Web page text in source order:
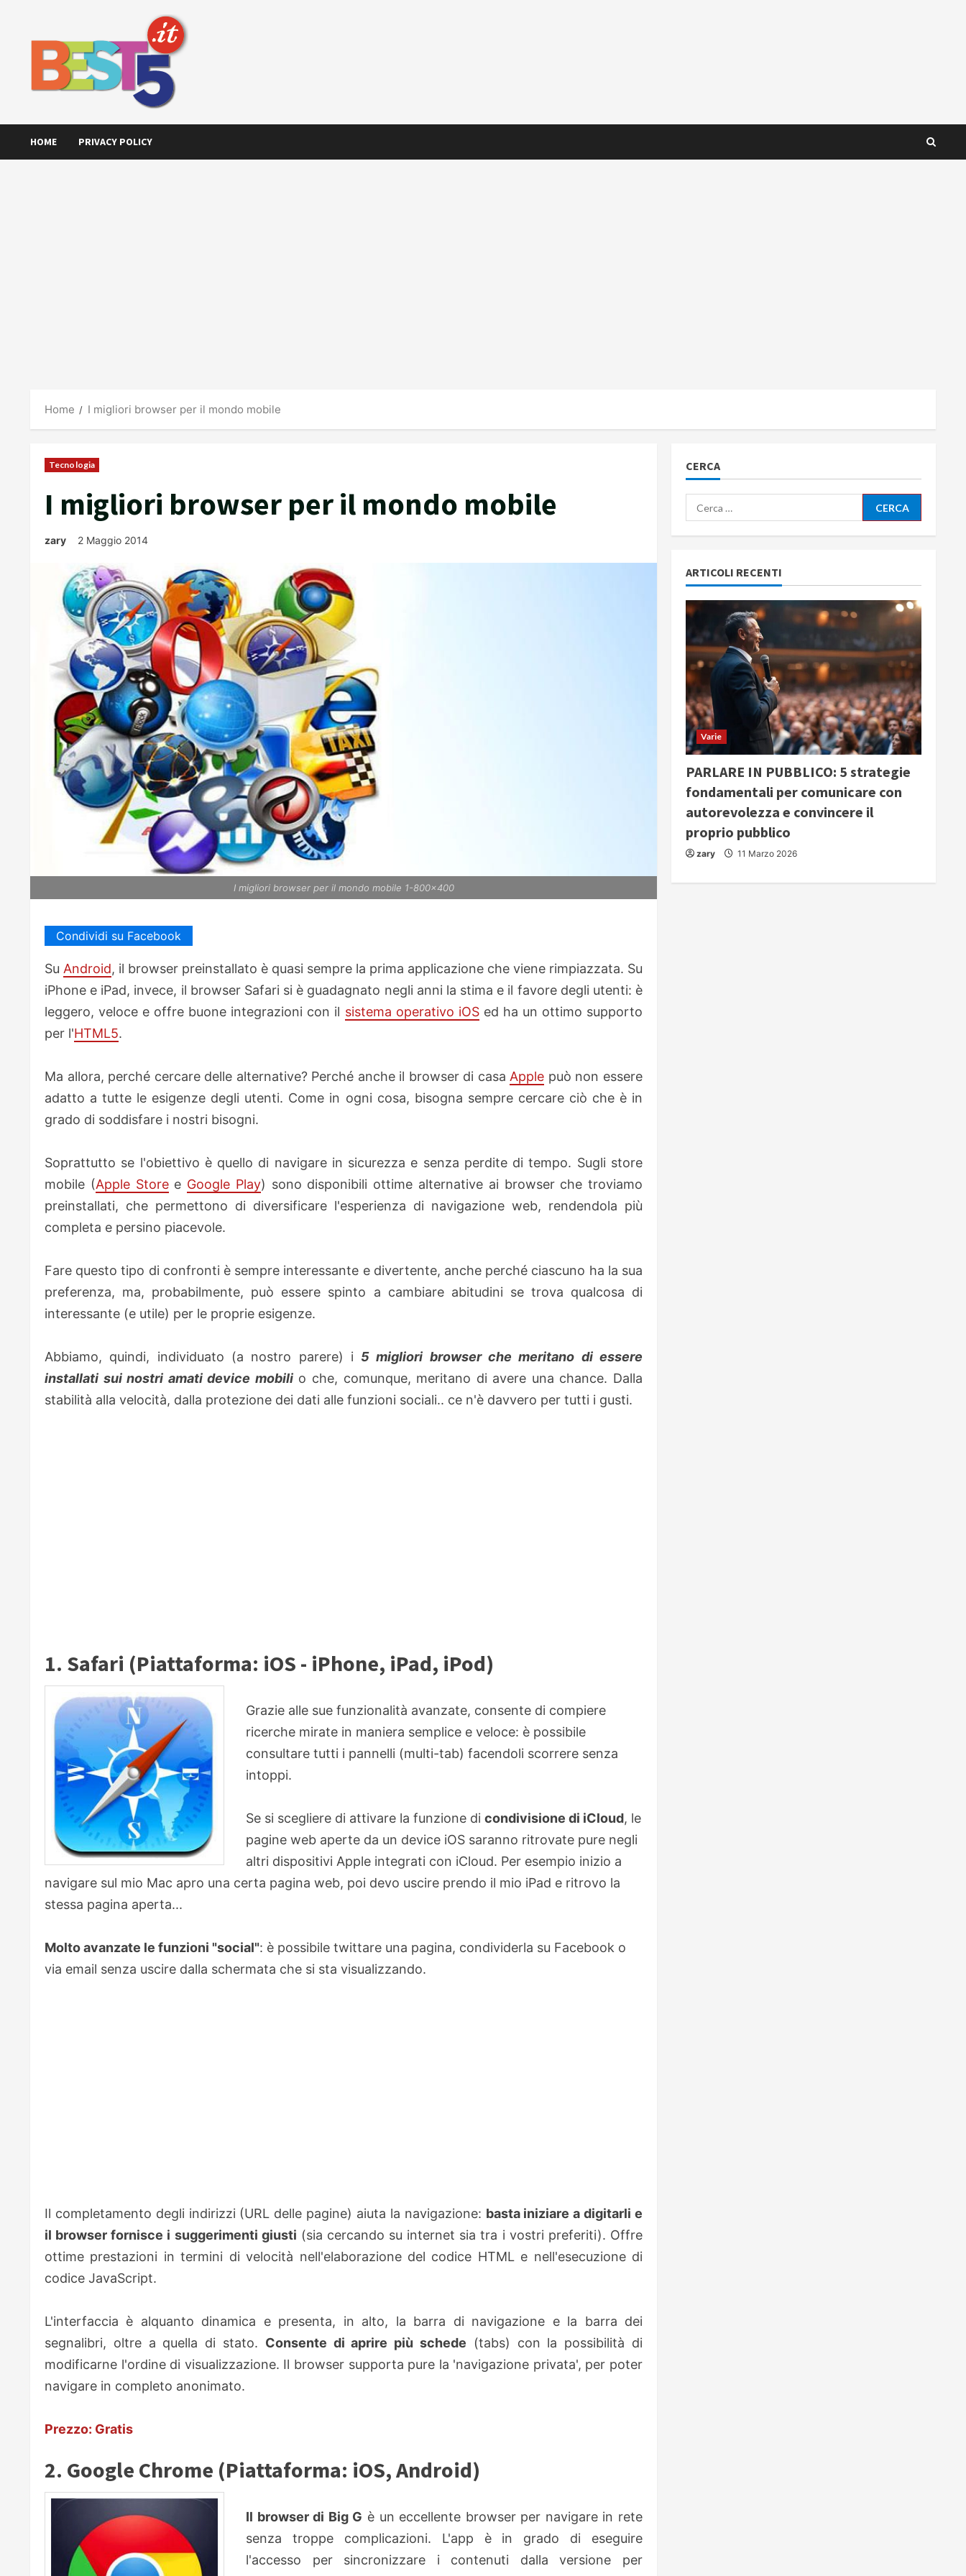
HOME PRIVACY POLICY
Home I migliori browser per il mondo mobile
Tecnologia
I migliori browser per il mondo mobile
zary 2 Maggio 2014
I migliori browser per il mondo mobile 1-800x400
Condividi su Facebook
Su Android, il browser preinstallato è quasi sempre la prima applicazione che viene rimpiazzata. Su
iPhone e iPad, invece, il browser Safari si è guadagnato negli anni la stima e il favore degli utenti: è
leggero, veloce e offre buone integrazioni con il sistema operativo iOSed ha un ottimo supporto
per l'HTML5.
Ma allora, perché cercare delle alternative? Perché anche il browser di casa Apple può non essere
adatto a tutte le esigenze degli utenti. Come in ogni cosa, bisogna sempre cercare ciò che è in
grado di soddisfare i nostri bisogni.
Soprattutto se l'obiettivo è quello di navigare in sicurezza e senza perdite di tempo. Sugli store
mobile (Apple Storee Google Play) sono disponibili ottime alternative ai browser che troviamo
preinstallati, che permettono di diversificare l'esperienza di navigazione web, rendendola più
completa e persino piacevole.
Fare questo tipo di confronti è sempre interessante e divertente, anche perché ciascuno ha la sua
preferenza, ma, probabilmente, può essere spinto a cambiare abitudini se trova qualcosa di
interessante (e utile) per le proprie esigenze.
Abbiamo, quindi, individuato (a nostro parere) i 5 migliori browser che meritano di essere
installati sui nostri amati device mobilio che, comunque, meritano di avere una chance. Dalla
stabilità alla velocità, dalla protezione dei dati alle funzioni sociali.. ce n'è davvero per tutti i gusti.
1. Safari (Piattaforma: iOS - iPhone, iPad, iPod)
Grazie alle sue funzionalità avanzate, consente di compiere
ricerche mirate in maniera semplice e veloce: è possibile
consultare tutti i pannelli (multi-tab) facendoli scorrere senza
intoppi.
Se si scegliere di attivare la funzione di condivisione di iCloud, le
pagine web aperte da un device iOS saranno ritrovate pure negli
altri dispositivi Apple integrati con iCloud. Per esempio inizio a
navigare sul mio Mac apro una certa pagina web, poi devo uscire prendo il mio iPad e ritrovo la
stessa pagina aperta...
Molto avanzate le funzioni "social": è possibile twittare una pagina, condividerla su Facebook o
via email senza uscire dalla schermata che si sta visualizzando.
Il completamento degli indirizzi (URL delle pagine) aiuta la navigazione: basta iniziare a digitarli e
il browser fornisce i suggerimenti giusti (sia cercando su internet sia tra i vostri preferiti). Offre
ottime prestazioni in termini di velocità nell'elaborazione del codice HTML e nell'esecuzione di
codice JavaScript.
L'interfaccia è alquanto dinamica e presenta, in alto, la barra di navigazione e la barra dei
segnalibri, oltre a quella di stato. Consente di aprire più schede (tabs) con la possibilità di
modificarne l'ordine di visualizzazione. Il browser supporta pure la 'navigazione privata', per poter
navigare in completo anonimato.
Prezzo: Gratis
2. Google Chrome (Piattaforma: iOS, Android)
Il browser di Big G è un eccellente browser per navigare in rete
senza troppe complicazioni. L'app è in grado di eseguire
l'accesso per sincronizzare i contenuti dalla versione per
CERCA
Ricerca
per:
ARTICOLI RECENTI
Varie
PARLARE IN PUBBLICO: 5 strategie
fondamentali per comunicare con
autorevolezza e convincere il
proprio pubblico
zary 11 Marzo 2026